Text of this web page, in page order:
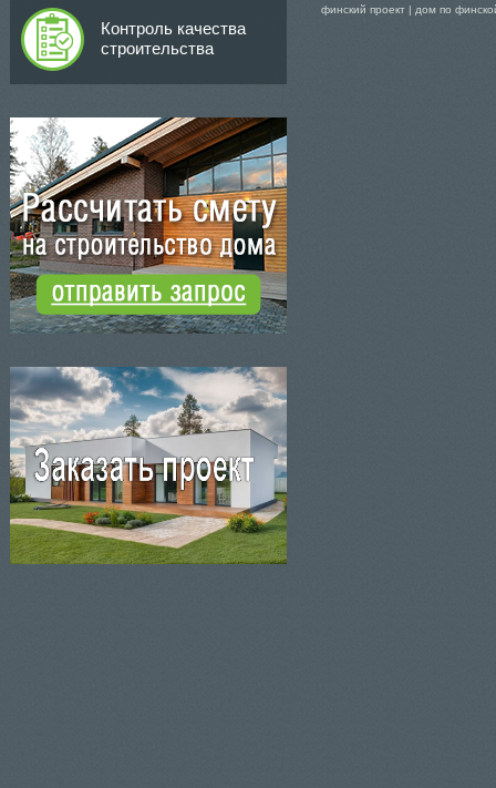
Контроль качества
строительства
финский проект | дом по